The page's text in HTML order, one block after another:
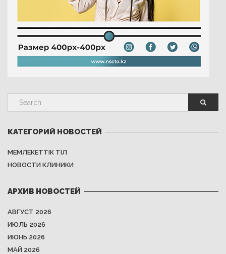
КАТЕГОРИЙ НОВОСТЕЙ
МЕМЛЕКЕТТІК ТІЛ
НОВОСТИ КЛИНИКИ
АРХИВ НОВОСТЕЙ
АВГУСТ 2026
ИЮЛЬ 2026
ИЮНЬ 2026
МАЙ 2026